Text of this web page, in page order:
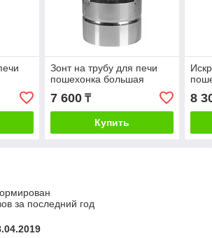
Зонт на трубу для печи
пошехонка большая
7 600₸
Купить
8
за последний год